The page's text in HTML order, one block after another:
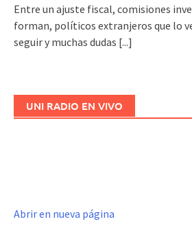
Entre un ajuste fiscal, comisiones
forman, políticos extranjeros que lo
seguir y muchas dudas [...]
UNI RADIO EN VIVO
Abrir en nueva página